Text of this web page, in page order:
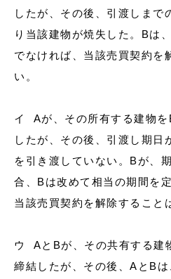
したが、その後、引渡しまで
り当該建物が焼失した。Bは
でなければ、当該売買契約を
い。
イ Aが、その所有する建物
したが、その後、引渡し期日
を引き渡していない。Bが、
合、Bは改めて相当の期間を
当該売買契約を解除すること
ウ AとBが、その共有する建
締結したが、その後、AとB